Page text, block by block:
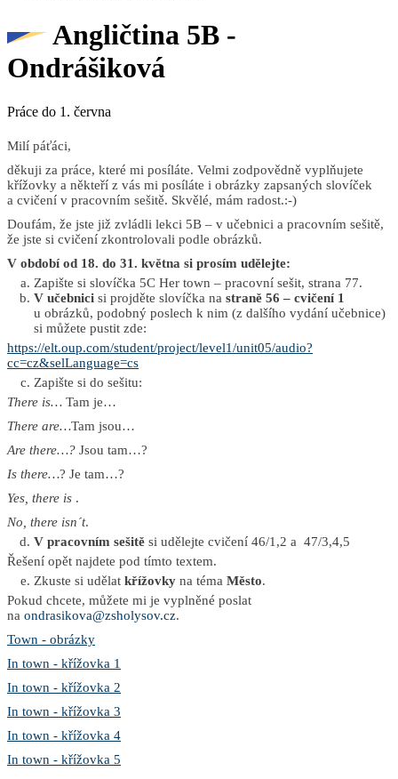
Angličtina 5B -
Ondrášiková
Práce do 1. června
Milí páťáci,
děkuji za práce, které mi posíláte. Velmi zodpovědně vyplňujete
křížovky a někteří z vás mi posíláte i obrázky zapsaných slovíček
a cvičení v pracovním sešitě. Skvělé, mám radost.:-)
Doufám, že jste již zvládli lekci 5B – v učebnici a pracovním sešitě,
že jste si cvičení zkontrolovali podle obrázků.
V období od 18. do 31. května si prosím udělejte:
Zapište si slovíčka 5C Her town – pracovní sešit, strana 77.
V učebnici si projděte slovíčka nastraně 56 – cvičení 1
u obrázků, podobný poslech k nim (z dalšího vydání učebnice)
si můžete pustit zde:
https://elt.oup.com/student/project/level1/unit05/audio?
cc=cz&selLanguage=cs
Zapište si do sešitu:
There is… Tam je…
There are…Tam jsou…
Are there…? Jsou tam…?
Is there…? Je tam…?
Yes, there is .
No, there isn´t.
V pracovním sešitě si udělejte cvičení 46/1,2 a 47/3,4,5
Řešení opět najdete pod tímto textem.
Zkuste si udělatkřížovky na témaMěsto.
Pokud chcete, můžete mi je vyplněné poslat
na ondrasikova@zsholysov.cz.
Town - obrázky
In town - křížovka 1
In town - křížovka 2
In town - křížovka 3
In town - křížovka 4
In town - křížovka 5